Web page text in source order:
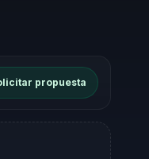
propuesta